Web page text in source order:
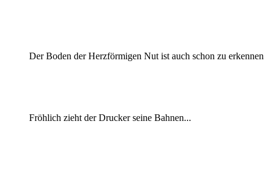
Der Boden der Herzförmigen Nut ist auch schon zu erkennen
Fröhlich zieht der Drucker seine Bahnen...